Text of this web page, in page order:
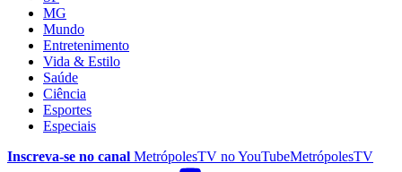
MG
Mundo
Entretenimento
Vida & Estilo
Saúde
Ciência
Esportes
Especiais
Inscreva-se no canal MetrópolesTV noYouTubeMetrópolesTV